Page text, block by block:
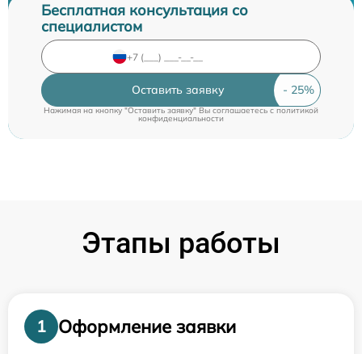
Бесплатная консультация со
специалистом
Оставить заявку
Нажимая на кнопку "Оставить заявку" Вы соглашаетесь cполитикой
конфиденциальности
Этапы работы
1
Оформление заявки